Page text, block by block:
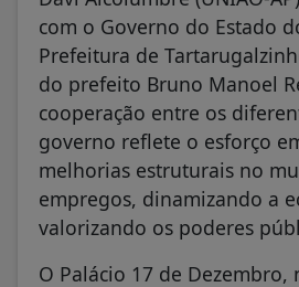
com o Governo do Estado
Prefeitura de
do prefeito Bruno Manoel
cooperação entre os
governo reflete o esforço
melhorias estruturais no
empregos, dinamizando a
valorizando os poderes
O Palácio 17 de Dezembro,